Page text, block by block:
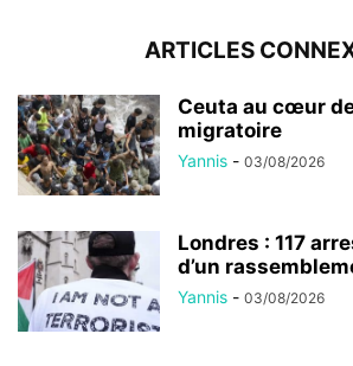
ARTICLES
Ceuta au cœur
migratoire
Yannis - 03/08/2026
Londres : 117
d’un
Yannis - 03/08/2026